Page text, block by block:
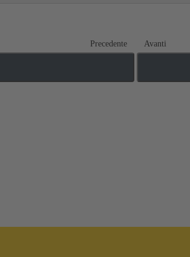
Precedente Avanti